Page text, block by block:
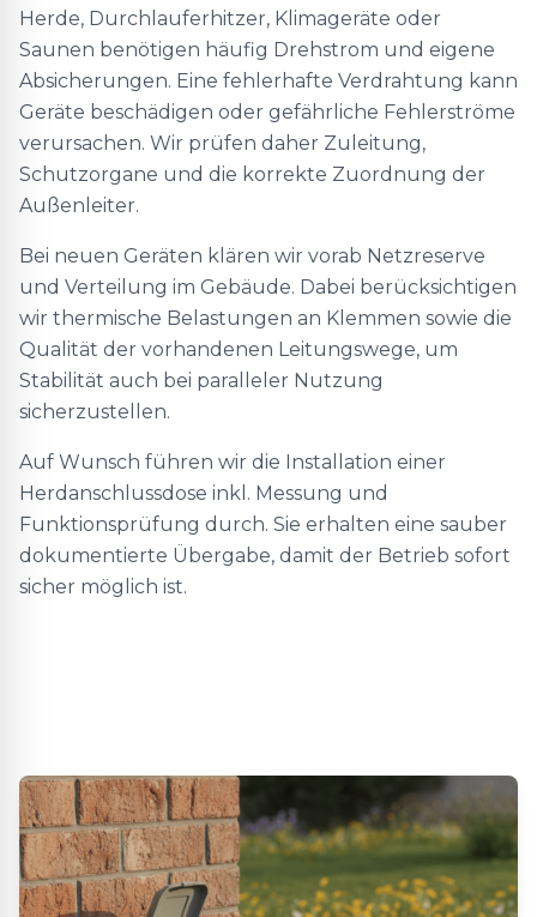
Herde, Durchlauferhitzer, Klimageräte oder
Saunen benötigen häufig Drehstrom und eigene
Absicherungen. Eine fehlerhafte Verdrahtung kann
Geräte beschädigen oder gefährliche Fehlerströme
verursachen. Wir prüfen daher Zuleitung,
Schutzorgane und die korrekte Zuordnung der
Außenleiter.
Bei neuen Geräten klären wir vorab Netzreserve
und Verteilung im Gebäude. Dabei berücksichtigen
wir thermische Belastungen an Klemmen sowie die
Qualität der vorhandenen Leitungswege, um
Stabilität auch bei paralleler Nutzung
sicherzustellen.
Auf Wunsch führen wir die Installation einer
Herdanschlussdose inkl. Messung und
Funktionsprüfung durch. Sie erhalten eine sauber
dokumentierte Übergabe, damit der Betrieb sofort
sicher möglich ist.